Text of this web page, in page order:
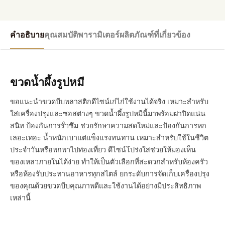
คำอธิบายคุณสมบัติพารามิเตอร์ผลิตภัณฑ์ที่เกี่ยวข้อง
ขวดน้ำผึ้งรูปหมี
ขอแนะนำขวดบีบพลาสติกดีไซน์เก๋ไก๋ใช้งานได้จริง เหมาะสำหรับ
ใส่เครื่องปรุงและซอสต่างๆ ขวดน้ำผึ้งรูปหมีนี้มาพร้อมฝาปิดแน่น
สนิท ป้องกันการรั่วซึม ช่วยรักษาความสดใหม่และป้องกันการหก
เลอะเทอะ น้ำหนักเบาแต่แข็งแรงทนทาน เหมาะสำหรับใช้ในชีวิต
ประจำวันหรือพกพาไปท่องเที่ยว ดีไซน์โปร่งใสช่วยให้มองเห็น
ของเหลวภายในได้ง่าย ทำให้เป็นตัวเลือกที่สะดวกสำหรับห้องครัว
หรือห้องรับประทานอาหารทุกสไตล์ ยกระดับการจัดเก็บเครื่องปรุง
ของคุณด้วยขวดบีบคุณภาพดีและใช้งานได้อย่างมีประสิทธิภาพ
เหล่านี้